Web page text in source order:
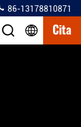
86-13178810871
Cita